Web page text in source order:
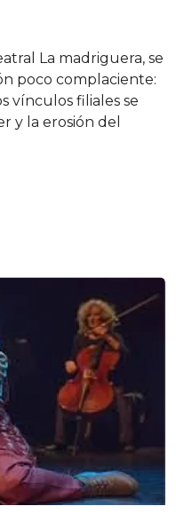
La madriguera, se
poco complaciente:
vínculos filiales se
y la erosión del